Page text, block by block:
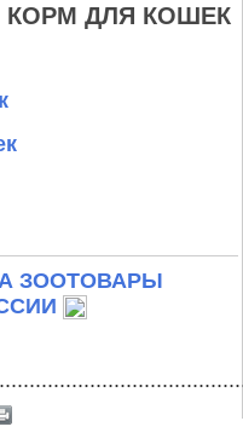
КОРМ ДЛЯ КОШЕК
ЗООТОВАРЫ